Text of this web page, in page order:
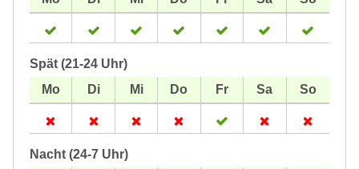
Spät (21-24 Uhr)
Nacht (24-7 Uhr)